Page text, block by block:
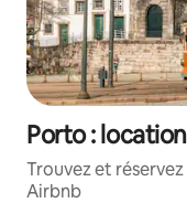
Porto :
Trouvez et
Airbnb